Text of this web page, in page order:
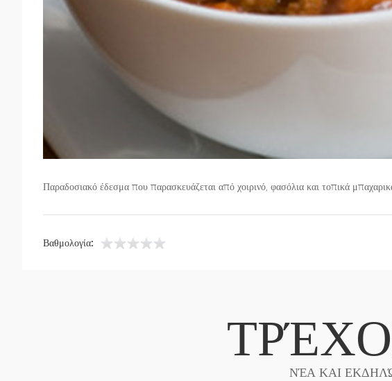
Παραδοσιακό έδεσμα που παρασκευάζεται από χοιρινό, φασόλια και τοπικά
Βαθμολογία:
ΝΈΑ ΚΑΙ